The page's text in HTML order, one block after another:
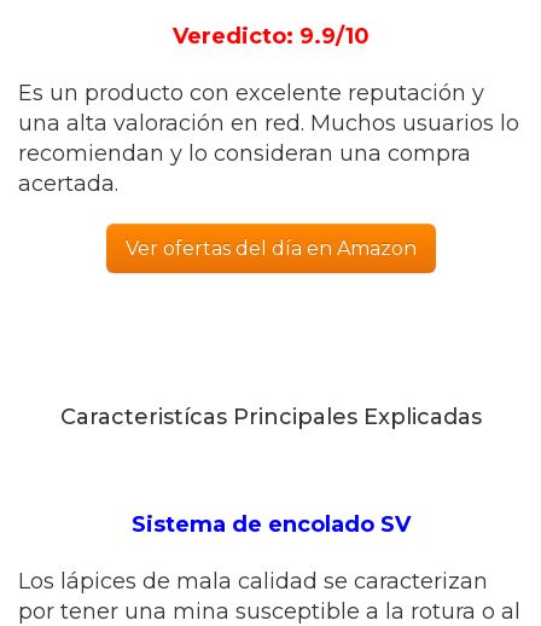
Veredicto: 9.9/10
Es un producto con excelente reputación y
una alta valoración en red. Muchos usuarios lo
recomiendan y lo consideran una compra
acertada.
Ver ofertas del día en Amazon
Caracteristícas Principales Explicadas
Sistema de encolado SV
Los lápices de mala calidad se caracterizan
por tener una mina susceptible a la rotura o al